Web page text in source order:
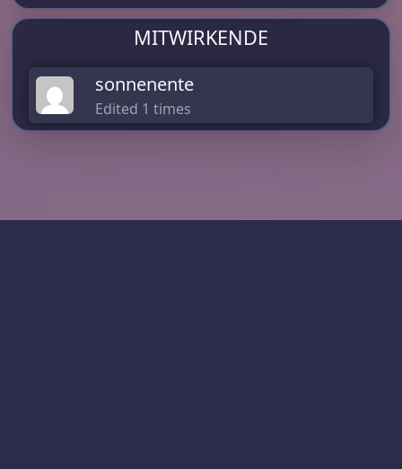
MITWIRKENDE
sonnenente
Edited 1 times